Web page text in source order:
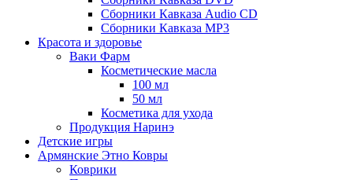
Сборники Кавказа Audio CD
Сборники Кавказа MP3
Красота и здоровье
Ваки Фарм
Косметические масла
100 мл
50 мл
Косметика для ухода
Продукция Наринэ
Детские игры
Армянские Этно Ковры
Коврики